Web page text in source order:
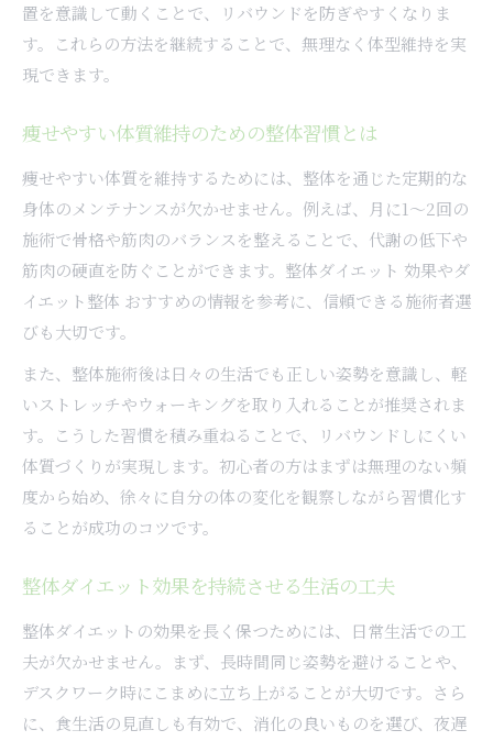
置を意識して動くことで、リバウンドを防ぎやすくなりま
す。これらの方法を継続することで、無理なく体型維持を実
現できます。
痩せやすい体質維持のための整体習慣とは
痩せやすい体質を維持するためには、整体を通じた定期的な
身体のメンテナンスが欠かせません。例えば、月に1〜2回の
施術で骨格や筋肉のバランスを整えることで、代謝の低下や
筋肉の硬直を防ぐことができます。整体ダイエット 効果やダ
イエット整体 おすすめの情報を参考に、信頼できる施術者選
びも大切です。
また、整体施術後は日々の生活でも正しい姿勢を意識し、軽
いストレッチやウォーキングを取り入れることが推奨されま
す。こうした習慣を積み重ねることで、リバウンドしにくい
体質づくりが実現します。初心者の方はまずは無理のない頻
度から始め、徐々に自分の体の変化を観察しながら習慣化す
ることが成功のコツです。
整体ダイエット効果を持続させる生活の工夫
整体ダイエットの効果を長く保つためには、日常生活での工
夫が欠かせません。まず、長時間同じ姿勢を避けることや、
デスクワーク時にこまめに立ち上がることが大切です。さら
に、食生活の見直しも有効で、消化の良いものを選び、夜遅